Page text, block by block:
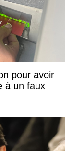
pour avoir
à un faux